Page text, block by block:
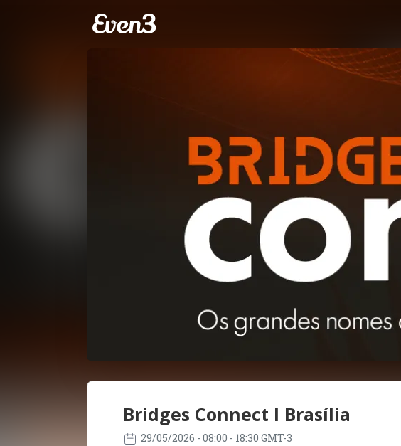
Bridges Connect I Brasília
29/05/2026 - 08:00 - 18:30 GMT-3